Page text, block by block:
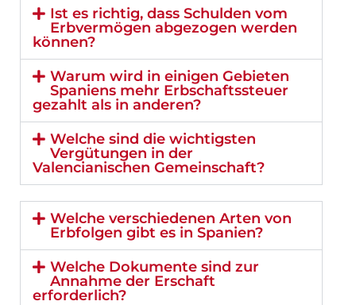
Ist es richtig, dass Schulden vom
Erbvermögen abgezogen werden
können?
Warum wird in einigen Gebieten
Spaniens mehr Erbschaftssteuer
gezahlt als in anderen?
Welche sind die wichtigsten
Vergütungen in der
Valencianischen Gemeinschaft?
Welche verschiedenen Arten von
Erbfolgen gibt es in Spanien?
Welche Dokumente sind zur
Annahme der Erschaft
erforderlich?